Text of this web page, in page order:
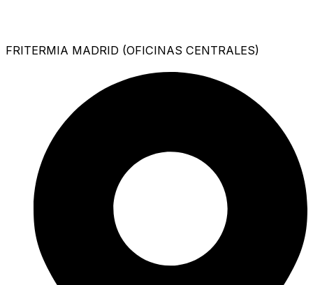
FRITERMIA MADRID (OFICINAS CENTRALES)